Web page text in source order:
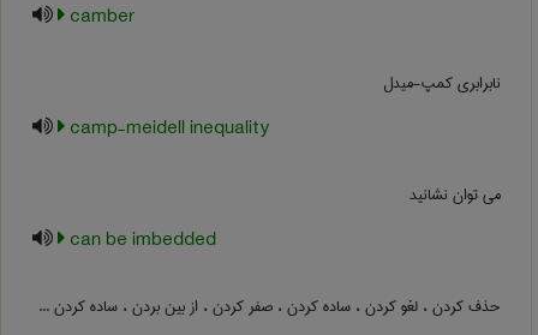
camber
نابرابری کمپ-میدل
camp-meidell inequality
می توان نشانید
can be imbedded
حذف کردن ، لغو کردن ، ساده کردن ، صفر کردن ، از بین بردن ، ساده کردن ...